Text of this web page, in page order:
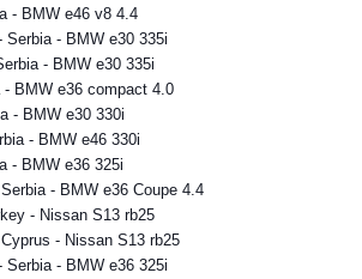
- BMW e46 v8 4.4
- BMW e30 335i
- BMW e30 335i
BMW e36 compact 4.0
- BMW e30 330i
- BMW e46 330i
- BMW e36 325i
- BMW e36 Coupe 4.4
- Nissan S13 rb25
- Nissan S13 rb25
Serbia - BMW e36 325i